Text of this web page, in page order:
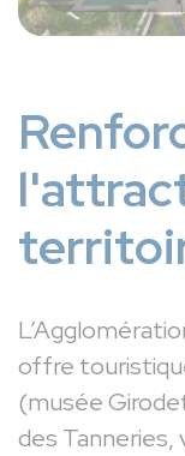
offre
(musée
des Tanneries,